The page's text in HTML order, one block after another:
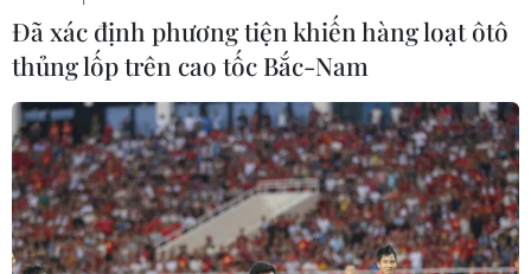
Mưa lũ tại Lào Cai khiến 1 người mất tích,
1 người bị thương nặng
12/08/2022 10:45
Mưa trên diện rộng gây lũ cục bộ khiến 1 người ở Lào
Cai bị thương nặng, 1 người mất tích, đồng thời một số
nhà dân ở tại Sa Pa, Bắc Hà bị tốc mái, nhiều thiết bị
thu phát sóng bị sét đánh hỏng.
Đã xác định phương tiện khiến hàng loạt ôtô
thủng lốp trên cao tốc Bắc-Nam